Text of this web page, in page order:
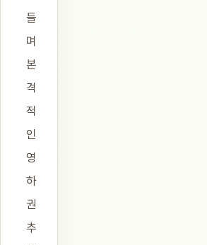
들
며
본
격
적
인
영
하
권
추